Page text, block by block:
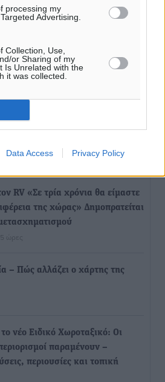
processing my
Advertising.
Collection, Use,
or Sharing of my
Is Unrelated with the
it was collected.
Data Access Privacy Policy
τις επόμενες 48 ώρες στη
αλλάζουν όψη με δωρεά
ώρες
πρόσημο έως τώρα η χρονιά,
RV «Σε τρία χρόνια θα είμαστε
της χώρας» Δημοπρατείται
ώρες
– Πώς αλλάζει ο χάρτης της
νέο Ειδικό Χωροταξικό: Οι
παραμένουν –
περιουσίες και τοπική